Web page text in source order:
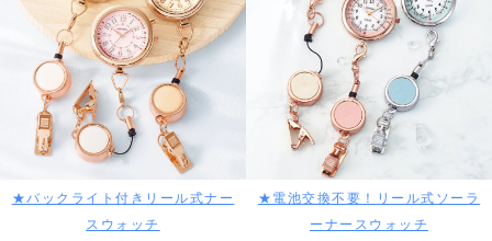
★バックライト付きリール式ナー
スウォッチ
★電池交換不要！リール式ソーラ
ーナースウォッチ